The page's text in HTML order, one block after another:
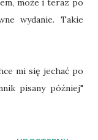
może i teraz po
wydanie. Takie
mi się jechać po
pisany później"